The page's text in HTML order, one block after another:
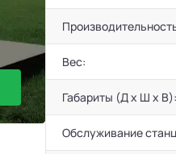
Вес:
Габариты (Д х Ш х В):
Обслуживание